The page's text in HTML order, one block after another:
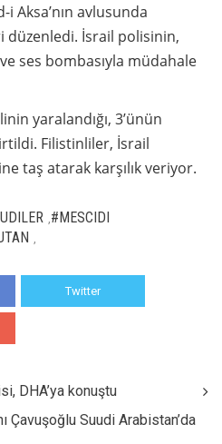
i Aksa’nın avlusunda
İsrail polisinin,
ses bombasıyla müdahale
yaralandığı, 3’ünün
Filistinliler, İsrail
taş atarak karşılık veriyor.
#MESCIDI
Twitter
DHA’ya konuştu
Çavuşoğlu Suudi Arabistan’da